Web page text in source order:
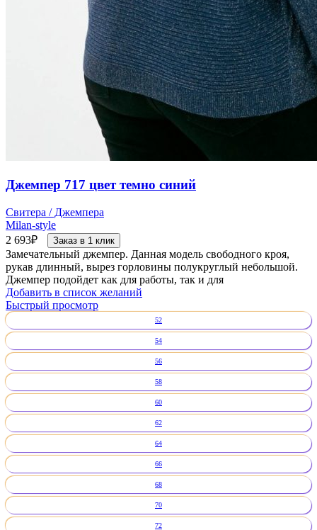
Джемпер 717 цвет темно синий
Свитера / Джемпера
Milan-style
2 693₽ Заказ в 1 клик
Замечательный джемпер. Данная модель свободного кроя,
рукав длинный, вырез горловины полукруглый небольшой.
Джемпер подойдет как для работы, так и для
Добавить в список желаний
Быстрый просмотр
52
54
56
58
60
62
64
66
68
70
72